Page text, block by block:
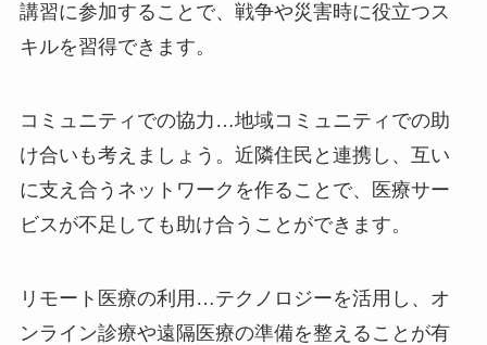
講習に参加することで、戦争や災害時に役立つス
キルを習得できます。
コミュニティでの協力…地域コミュニティでの助
け合いも考えましょう。近隣住民と連携し、互い
に支え合うネットワークを作ることで、医療サー
ビスが不足しても助け合うことができます。
リモート医療の利用…テクノロジーを活用し、オ
ンライン診療や遠隔医療の準備を整えることが有